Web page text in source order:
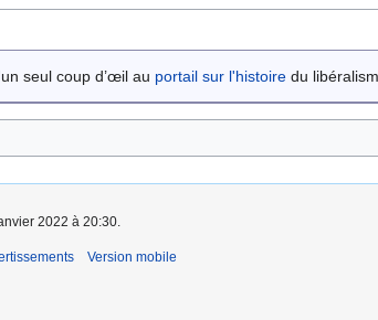
seul coup d’œil au portail sur l'histoire du
2022 à 20:30.
Version mobile